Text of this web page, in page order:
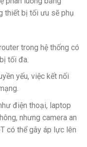
thiết bị tối ưu sẽ phụ
trong hệ thống có
tối đa.
yếu, việc kết nối
điện thoại, laptop
nhưng camera an
có thể gây áp lực lên